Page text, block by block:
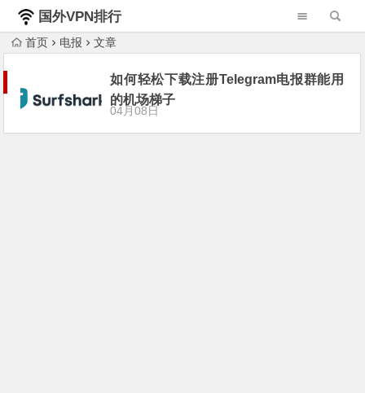
国外VPN排行
榜首页 电报 文章
如何轻松下载注册Telegram电报群能用
的机场梯子
04月08日